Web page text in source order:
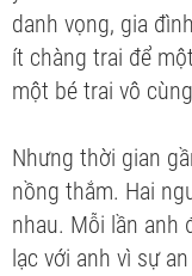
danh vọng, gia
ít chàng trai để
một bé trai vô
Nhưng thời gian
nồng thắm. Hai
nhau. Mỗi lần anh
lạc với anh vì sự